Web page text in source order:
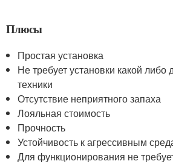
Плюсы
Простая установка
Не требует установки какой либо
техники
Отсутствие неприятного запаха
Лояльная стоимость
Прочность
Устойчивость к агрессивным
Для функционирования не